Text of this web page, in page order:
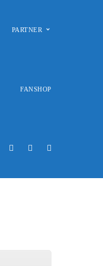
PARTNER
FANSHOP